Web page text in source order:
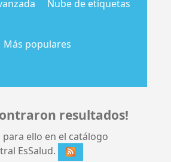
Nube de etiquetas
Más populares
resultados!
ello en el catálogo
EsSalud.